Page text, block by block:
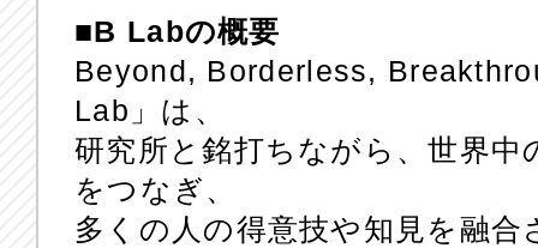
■B Labの概要
Beyond, Borderless,
Lab」は、
研究所と銘打ちながら、世界中
をつなぎ、
多くの人の得意技や知見を融